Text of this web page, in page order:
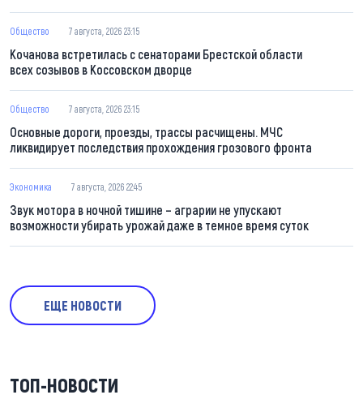
Общество 7 августа, 2026 23:15
Кочанова встретилась с сенаторами Брестской области
всех созывов в Коссовском дворце
Общество 7 августа, 2026 23:15
Основные дороги, проезды, трассы расчищены. МЧС
ликвидирует последствия прохождения грозового фронта
Экономика 7 августа, 2026 22:45
Звук мотора в ночной тишине – аграрии не упускают
возможности убирать урожай даже в темное время суток
ЕЩЕ НОВОСТИ
ТОП-НОВОСТИ